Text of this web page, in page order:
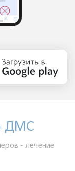
ДМС
- лечение